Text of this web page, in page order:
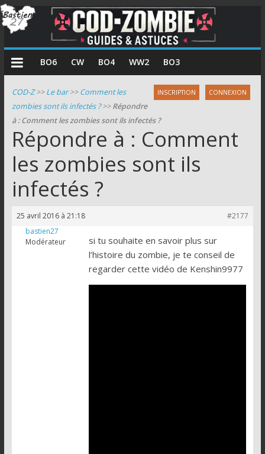
COD
Zombie
Guides
et
astuces
pour
le
mode
zombie
de
Call
BO6 CW BO4 WW2 BO3
INSCRIPTION CONNEXION
COD-Z>>Le bar>>Comment les
zombies sont ils infectés ?>>Répondre
à : Comment les zombies sont ils infectés ?
Répondre à : Comment
les zombies sont ils
infectés ?
25 avril 2016 à 21:18
#2177
bastien27
Modérateur
si tu souhaite en savoir plus sur
l’histoire du zombie, je te conseil de
regarder cette vidéo de Kenshin9977